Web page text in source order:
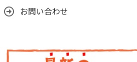
お問い合わせ